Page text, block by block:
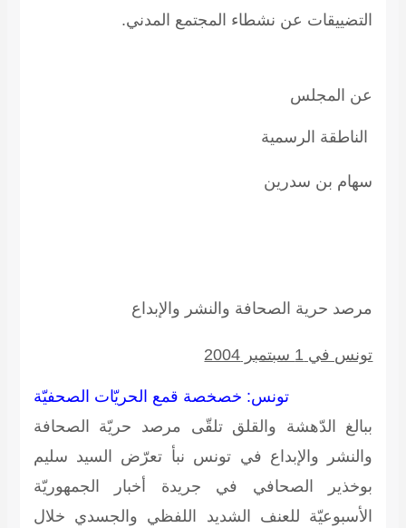
التضييقات عن نشطاء المجتمع المدني.
عن المجلس
الناطقة الرسمية
سهام بن سدرين
مرصد حرية الصحافة والنشر والإبداع
تونس في 1 سبتمبر 2004
تونس: خصخصة قمع الحريّات الصحفيّة
ببالغ الدّهشة والقلق تلقّى مرصد حريّة الصحافة
والنشر والإبداع في تونس نبأ تعرّض السيد سليم
بوخذير الصحافي في جريدة أخبار الجمهوريّة
الأسبوعيّة للعنف الشديد اللفظي والجسدي خلال